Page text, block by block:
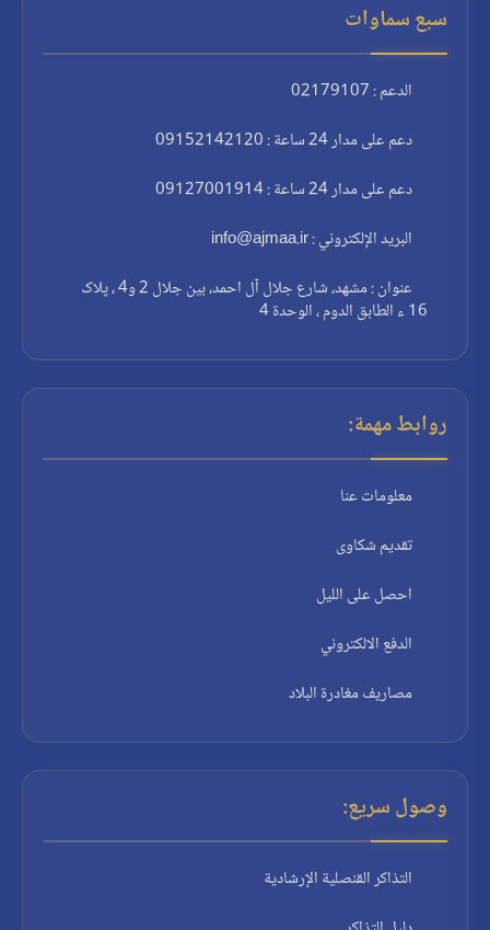
سبع سماوات
الدعم : 02179107
دعم على مدار 24 ساعة : 09152142120
دعم على مدار 24 ساعة : 09127001914
البريد الإلكتروني : info@ajmaa.ir
عنوان : مشهد، شارع جلال آل احمد، بين جلال 2 و4 ، پلاک
16 ء الطابق الدوم ، الوحدة 4
روابط مهمة:
معلومات عنا
تقديم شكاوى
احصل على الليل
الدفع الالكتروني
مصاريف مغادرة البلاد
وصول سريع:
التذاكر القنصلية الإرشادية